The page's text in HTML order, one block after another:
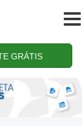
GRÁTIS